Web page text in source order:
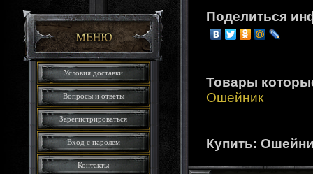
Условия доставки
Вопросы и ответы
Зарегистрироваться
Вход с паролем
Контакты
Поделиться
Товары
Ошейник
Купить: